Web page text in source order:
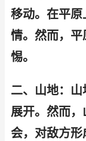
移动。在平
情。然而，
惕。
二、山地：
展开。然而
会，对敌方